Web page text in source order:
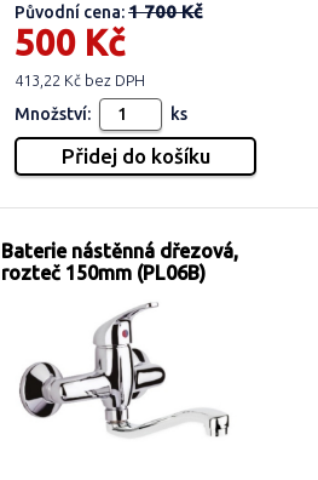
Původní cena:1 700 Kč
500 Kč
413,22 Kč bez DPH
Množství: ks
Baterie nástěnná dřezová,
rozteč 150mm (PL06B)